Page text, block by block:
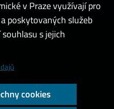
v Praze využívají pro
poskytovaných služeb
s jejich
cookies